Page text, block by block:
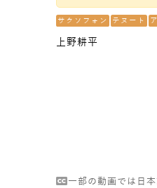
サクソフォン テヌート
上野耕平
一部の動画では日